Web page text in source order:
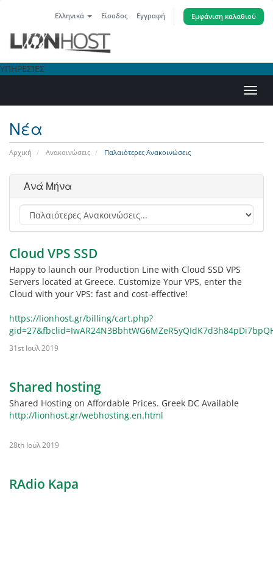
Ελληνικά Είσοδος Εγγραφή Εμφάνιση καλαθιού
ΥΠΗΡΕΣΊΕΣ
Νέα
Αρχική Ανακοινώσεις Παλαιότερες Ανακοινώσεις
Ανά Μήνα
Cloud VPS SSD
Happy to launch our Production Line with Cloud SSD VPS
Servers located at Greece. Customize Your VPS, enter the
Cloud with your VPS: fast and cost-effective!
https://lionhost.gr/billing/cart.php?
31st Ιουλ 2019
Shared hosting
Shared Hosting on Affordable Prices. Greek DC Available
http://lionhost.gr/webhosting.en.html
28th Ιουλ 2019
RAdio Kapa